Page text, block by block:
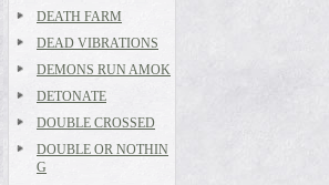
DEATH FARM
DEAD VIBRATIONS
DEMONS RUN AMOK
DETONATE
DOUBLE CROSSED
DOUBLE OR NOTHIN
G